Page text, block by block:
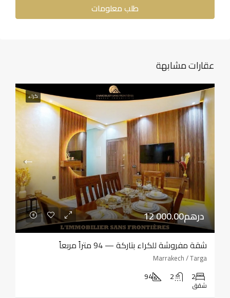
طلب معلومات
عقارات مشابهة
كراء
12 000.00درهم
شقة مفروشة للكراء بتاركة — 94 متراً مربعاً
Marrakech / Targa
2
2
94
شقق